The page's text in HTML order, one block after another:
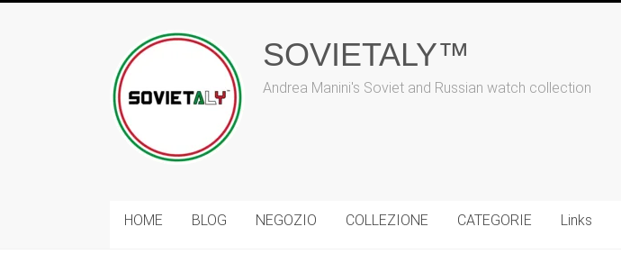
SOVIETALY™
Andrea Manini's Soviet and Russian watch collection
HOME BLOG NEGOZIO COLLEZIONE CATEGORIE Links